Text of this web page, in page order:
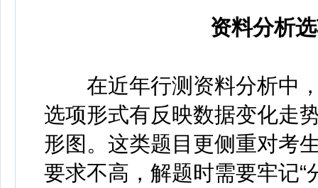
资料分析
在近年行测资料分析中，
选项形式有反映数据变化走
形图。这类题目更侧重对考
要求不高，解题时需要牢记“